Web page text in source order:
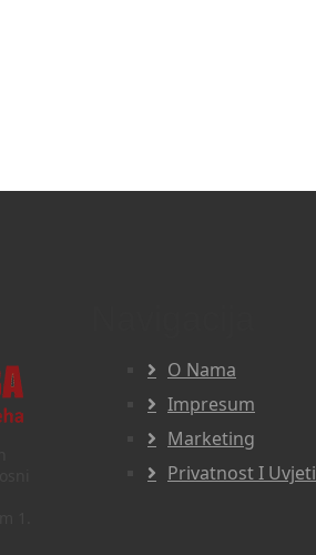
O Nama
Impresum
Marketing
Privatnost I Uvjeti